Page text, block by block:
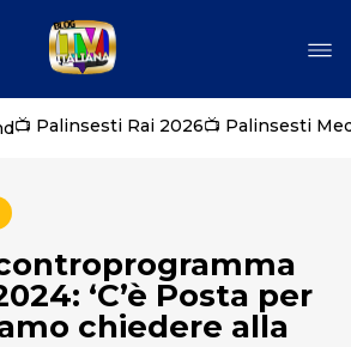
📺 Palinsesti Rai 2026📺 Palinsesti
‘C’è Posta per
chiedere alla